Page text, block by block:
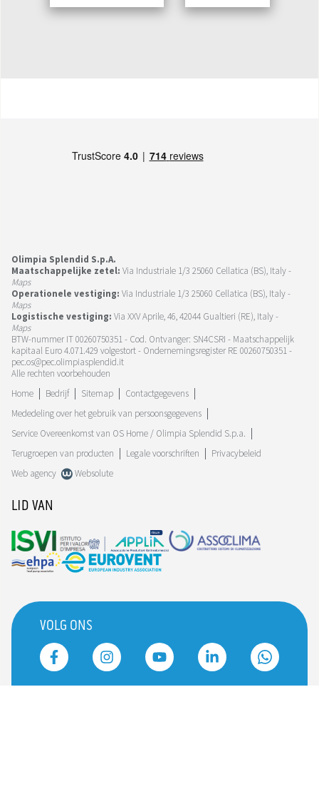
Olimpia Splendid S.p.A.
Maatschappelijke zetel: Via Industriale 1/3 25060 Cellatica (BS), Italy -
Maps
Operationele vestiging: Via Industriale 1/3 25060 Cellatica (BS), Italy -
Maps
Logistische vestiging: Via XXV Aprile, 46, 42044 Gualtieri (RE), Italy -
Maps
BTW-nummer IT 00260750351 - Cod. Ontvanger: SN4CSRI - Maatschappelijk
kapitaal Euro 4.071.429 volgestort - Ondernemingsregister RE 00260750351 -
pec.os@pec.olimpiasplendid.it
Alle rechten voorbehouden
Home
Bedrijf Sitemap
Contactgegevens
Mededeling over het gebruik van persoonsgegevens
Service Overeenkomst van OS Home / Olimpia Splendid S.p.a.
Terugroepen van producten
Legale voorschriften
Privacybeleid
Web agency
Websolute
LID VAN
VOLG ONS